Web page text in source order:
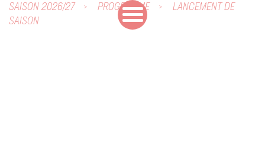
SAISON 2026/27 PROGRAMME
LANCEMENT DE
SAISON